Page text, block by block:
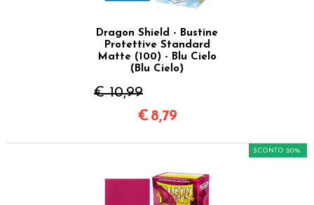
Dragon Shield - Bustine
Protettive Standard
Matte (100) - Blu Cielo
(Blu Cielo)
€ 10,99
€ 8,79
SCONTO 20%